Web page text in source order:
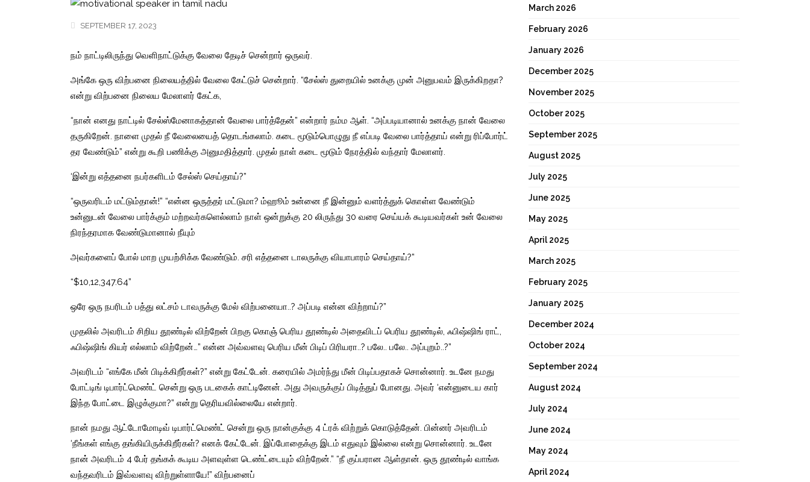
SEPTEMBER 17, 2023
நம் நாட்டிலிருந்து வெளிநாட்டுக்கு வேலை தேடிச் சென்றார் ஒருவர்.
அங்கே ஒரு விற்பனை நிலையத்தில் வேலை கேட்டுச் சென்றார். “சேல்ஸ் துறையில் உனக்கு முன் அனுபவம் இருக்கிறதா?
என்று விற்பனை நிலைய மேலாளர் கேட்க,
“நான் எனது நாட்டில் சேல்ஸ்மேனாகத்தான் வேலை பார்த்தேன்” என்றார் நம்ம ஆள். “அப்படியானால் உனக்கு நான் வேலை
தருகிறேன். நாளை முதல் நீ வேலையைத் தொடங்கலாம். கடை மூடும்பொழுது நீ எப்படி வேலை பார்த்தாய் என்று ரிப்போர்ட்
தர வேண்டும்” என்று கூறி பணிக்கு அனுமதித்தார். முதல் நாள் கடை மூடும் நேரத்தில் வந்தார் மேலாளர்.
‘இன்று எத்தனை நபர்களிடம் சேல்ஸ் செய்தாய்?”
“ஒருவரிடம் மட்டும்தான்!” “என்ன ஒருத்தர் மட்டுமா? ம்ஹூம் உன்னை நீ இன்னும் வளர்த்துக் கொள்ள வேண்டும்
உன்னுடன் வேலை பார்க்கும் மற்றவர்களெல்லாம் நாள் ஒன்றுக்கு 20 லிருந்து 30 வரை செய்யக் கூடியவர்கள் உன் வேலை
நிரந்தரமாக வேண்டுமானால் நீயும்
அவர்களைப் போல் மாற முயற்சிக்க வேண்டும். சரி எத்தனை டாலருக்கு வியாபாரம் செய்தாய்?”
“$10,12,347.64”
ஒரே ஒரு நபரிடம் பத்து லட்சம் டாவருக்கு மேல் விற்பனையா..? அப்படி என்ன விற்றாய்?”
முதலில் அவரிடம் சிறிய தூண்டில் விற்றேன் பிறகு கொஞ் பெரிய தூண்டில் அதைவிடப் பெரிய தூண்டில், ஃபிஷ்ஷிங் ராட்,
ஃபிஷ்ஷிங் கியர் எல்லாம் விற்றேன்…” என்ன அவ்வளவு பெரிய மீன் பிடிப் பிரியரா..? பலே.. பலே.. அப்புறம்..?”
அவரிடம் “எங்கே மீன் பிடிக்கிறீர்கள்?” என்று கேட்டேன். கரையில் அமர்ந்து மீன் பிடிப்பதாகச் சொன்னார். உடனே நமது
போட்டிங் டிபார்ட்மெண்ட் சென்று ஒரு படகைக் காட்டினேன். அது அவருக்குப் பிடித்துப் போனது. அவர் ‘என்னுடைய கார்
இந்த போட்டை இழுக்குமா?” என்று தெரியவில்லையே என்றார்.
நான் நமது ஆட்டோமோடிவ் டிபார்ட்மெண்ட் சென்று ஒரு நான்குக்கு 4 ட்ரக் விற்றுக் கொடுத்தேன். பின்னர் அவரிடம்
‘நீங்கள் எங்கு தங்கியிருக்கிறீர்கள்? எனக் கேட்டேன். இப்போதைக்கு இடம் எதுவும் இல்லை என்று சொன்னார். உடனே
நான் அவரிடம் 4 பேர் தங்கக் கூடிய அளவுள்ள டெண்ட்டையும் விற்றேன்.” “நீ குப்பரான ஆள்தான். ஒரு தூண்டில் வாங்க
வந்தவரிடம் இவ்வளவு விற்றுள்ளாயே!” விற்பனைப்
March 2026
February 2026
January 2026
December 2025
November 2025
October 2025
September 2025
August 2025
July 2025
June 2025
May 2025
April 2025
March 2025
February 2025
January 2025
December 2024
October 2024
September 2024
August 2024
July 2024
June 2024
May 2024
April 2024